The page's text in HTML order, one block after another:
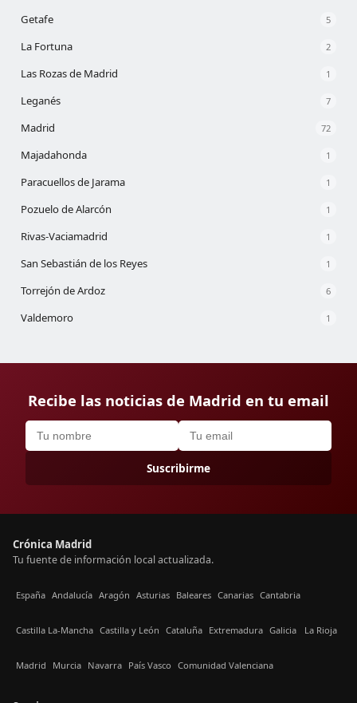
Getafe 5
La Fortuna 2
Las Rozas de Madrid 1
Leganés 7
Madrid 72
Majadahonda 1
Paracuellos de Jarama 1
Pozuelo de Alarcón 1
Rivas-Vaciamadrid 1
San Sebastián de los Reyes 1
Torrejón de Ardoz 6
Valdemoro 1
Recibe las noticias de Madrid en tu email
Suscribirme
Crónica Madrid
Tu fuente de información local actualizada.
España Andalucía Aragón Asturias Baleares Canarias Cantabria
Castilla La-Mancha Castilla y León Cataluña Extremadura Galicia La Rioja
Madrid Murcia Navarra País Vasco Comunidad Valenciana